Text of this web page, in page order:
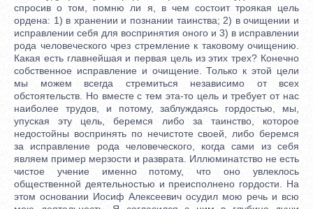
спросив о том, помню ли я, в чем состоит троякая цель
ордена: 1) в хранении и познании таинства; 2) в очищении и
исправлении себя для воспринятия оного и 3) в исправлении
рода человеческого чрез стремление к таковому очищению.
Какая есть главнейшая и первая цель из этих трех? Конечно
собственное исправление и очищение. Только к этой цели
мы можем всегда стремиться независимо от всех
обстоятельств. Но вместе с тем эта-то цель и требует от нас
наиболее трудов, и потому, заблуждаясь гордостью, мы,
упуская эту цель, беремся либо за таинство, которое
недостойны воспринять по нечистоте своей, либо беремся
за исправление рода человеческого, когда сами из себя
являем пример мерзости и разврата. Иллюминатство не есть
чистое учение именно потому, что оно увлеклось
общественной деятельностью и преисполнено гордости. На
этом основании Иосиф Алексеевич осудил мою речь и всю